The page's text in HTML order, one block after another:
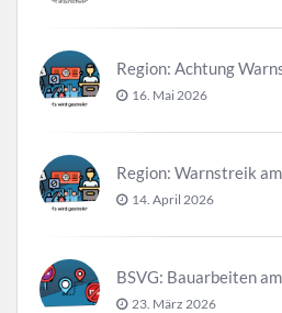
16. Mai 2026
14. April 2026
23. März 2026